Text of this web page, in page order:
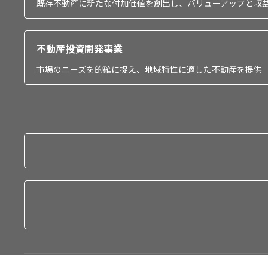
既存不動産に新たな付加価値を創出し、バリューアップと収
不動産投資開発事業
市場のニーズを的確に捉え、地域特性に適した不動産を提供